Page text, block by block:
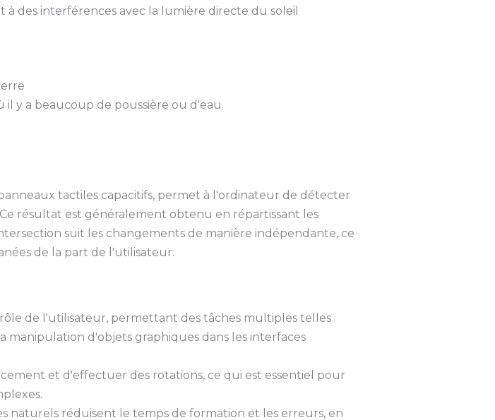
des interférences avec la lumière directe du soleil
il y a beaucoup de poussière ou d'eau.
tactiles capacitifs, permet à l'ordinateur de détecter
résultat est généralement obtenu en répartissant les
suit les changements de manière indépendante, ce
de la part de l'utilisateur.
de l'utilisateur, permettant des tâches multiples telles
manipulation d'objets graphiques dans les interfaces
et d'effectuer des rotations, ce qui est essentiel pour
naturels réduisent le temps de formation et les erreurs, en